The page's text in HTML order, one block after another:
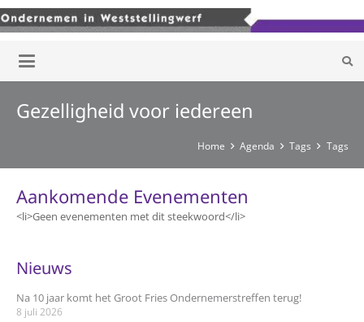
Gezelligheid voor iedereen
Home Agenda Tags Tags
Aankomende Evenementen
<li>Geen evenementen met dit steekwoord</li>
Nieuws
Na 10 jaar komt het Groot Fries Ondernemerstreffen terug!
8 juli 2026